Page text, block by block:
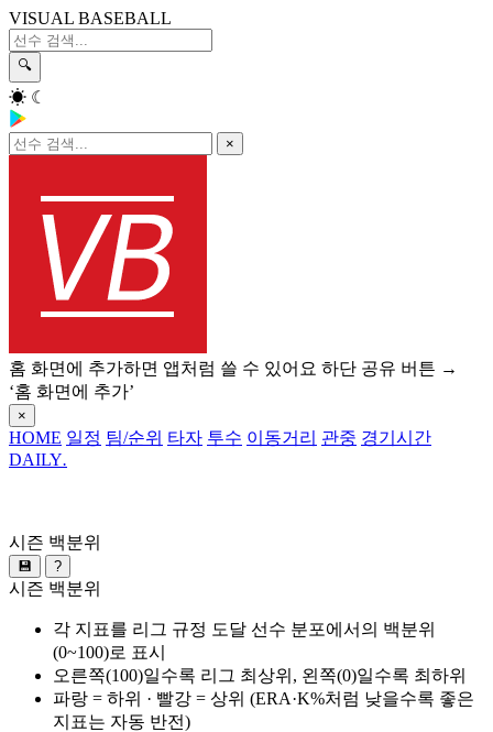
VISUAL BASEBALL
🔍
☀ ☾
×
홈 화면에 추가하면 앱처럼 쓸 수 있어요 하단 공유 버튼 →
‘홈 화면에 추가’
×
HOME 일정 팀/순위 타자 투수 이동거리 관중 경기시간
DAILY.
시즌 백분위
💾 ?
시즌 백분위
각 지표를 리그 규정 도달 선수 분포에서의 백분위
(0~100)로 표시
오른쪽(100)일수록 리그 최상위, 왼쪽(0)일수록 최하위
파랑 = 하위 · 빨강 = 상위 (ERA·K%처럼 낮을수록 좋은
지표는 자동 반전)